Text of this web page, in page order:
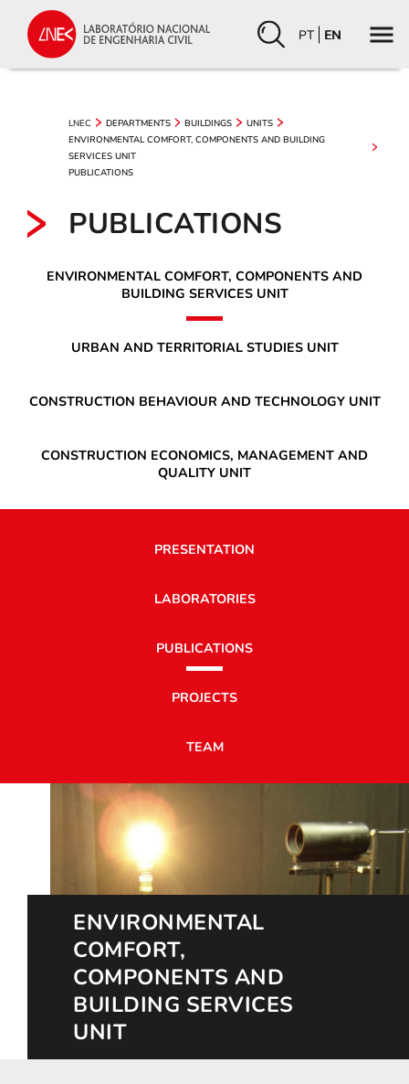
PT EN
LNEC DEPARTMENTS BUILDINGS
UNITS
ENVIRONMENTAL COMFORT, COMPONENTS AND BUILDING
SERVICES UNIT
PUBLICATIONS
PUBLICATIONS
ENVIRONMENTAL COMFORT, COMPONENTS AND
BUILDING SERVICES UNIT
URBAN AND TERRITORIAL STUDIES UNIT
CONSTRUCTION BEHAVIOUR AND TECHNOLOGY UNIT
CONSTRUCTION ECONOMICS, MANAGEMENT AND
QUALITY UNIT
PRESENTATION
LABORATORIES
PUBLICATIONS
PROJECTS
TEAM
ENVIRONMENTAL
COMFORT,
COMPONENTS AND
BUILDING SERVICES
UNIT